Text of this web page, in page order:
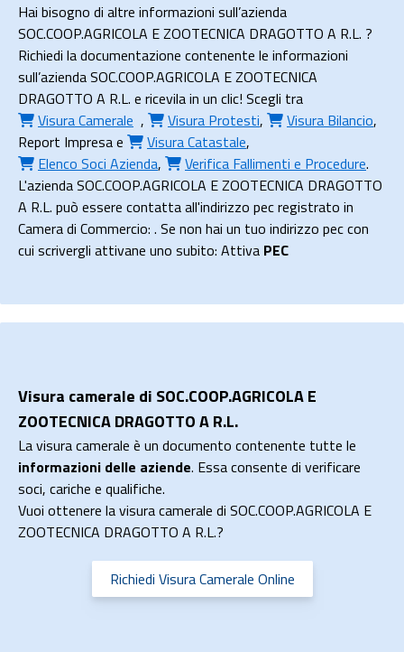
Hai bisogno di altre informazioni sull’azienda
SOC.COOP.AGRICOLA E ZOOTECNICA DRAGOTTO A R.L. ?
Richiedi la documentazione contenente le informazioni
sull’azienda SOC.COOP.AGRICOLA E ZOOTECNICA
DRAGOTTO A R.L. e ricevila in un clic! Scegli tra
Visura Camerale , Visura Protesti, Visura Bilancio,
Report Impresae Visura Catastale,
Elenco Soci Azienda, Verifica Fallimenti e Procedure.
L'azienda SOC.COOP.AGRICOLA E ZOOTECNICA DRAGOTTO
A R.L. può essere contatta all'indirizzo pec registrato in
Camera di Commercio: . Se non hai un tuo indirizzo pec con
cui scrivergli attivane uno subito: Attiva PEC
Visura camerale di SOC.COOP.AGRICOLA E
ZOOTECNICA DRAGOTTO A R.L.
La visura camerale è un documento contenente tutte le
informazioni delle aziende. Essa consente di verificare
soci, cariche e qualifiche.
Vuoi ottenere la visura camerale di SOC.COOP.AGRICOLA E
ZOOTECNICA DRAGOTTO A R.L.?
Richiedi Visura Camerale Online